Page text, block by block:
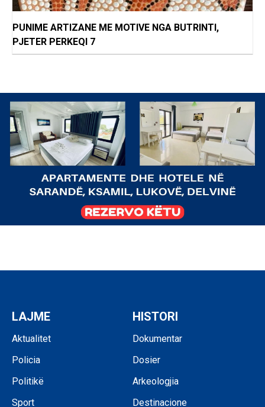
PUNIME ARTIZANE ME MOTIVE NGA BUTRINTI,
PJETER PERKEQI 7
LAJME
Aktualitet
Policia
Politikë
Sport
HISTORI
Dokumentar
Dosier
Arkeologjia
Destinacione